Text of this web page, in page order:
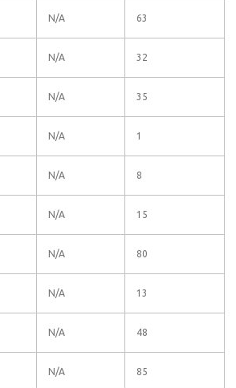
N/A 63
N/A 32
N/A 35
N/A 1
N/A 8
N/A 15
N/A 80
N/A 13
N/A 48
N/A 85